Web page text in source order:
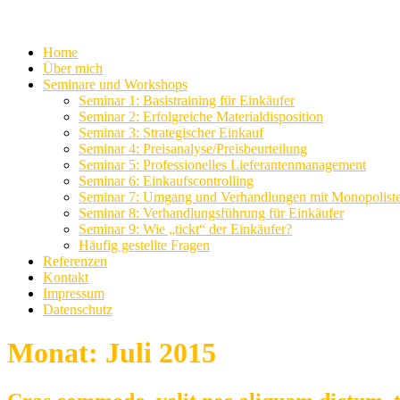
Home
Über mich
Seminare und Workshops
Seminar 1: Basistraining für Einkäufer
Seminar 2: Erfolgreiche Materialdisposition
Seminar 3: Strategischer Einkauf
Seminar 4: Preisanalyse/Preisbeurteilung
Seminar 5: Professionelles Lieferantenmanagement
Seminar 6: Einkaufscontrolling
Seminar 7: Umgang und Verhandlungen mit
Seminar 8: Verhandlungsführung für Einkäufer
Seminar 9: Wie „tickt“ der Einkäufer?
Häufig gestellte Fragen
Referenzen
Kontakt
Impressum
Datenschutz
Monat: Juli 2015